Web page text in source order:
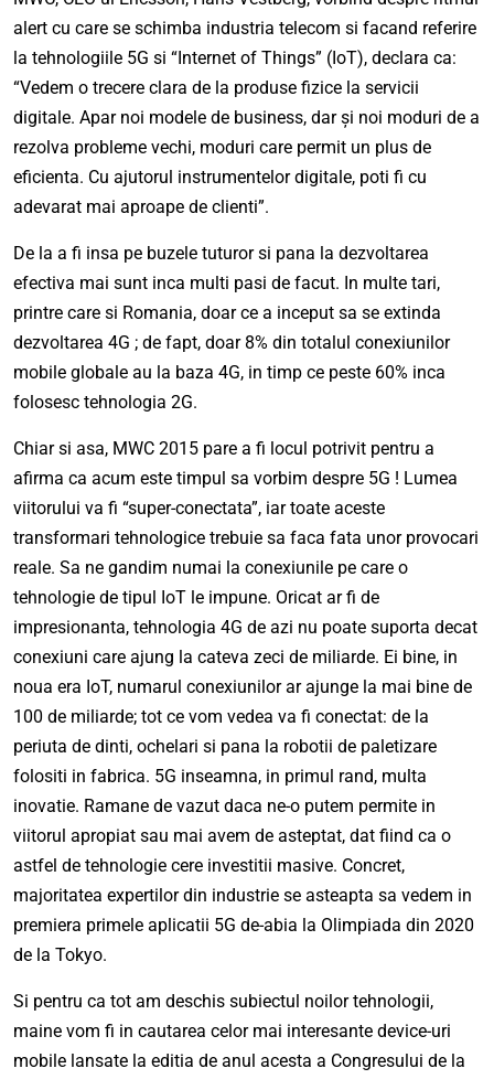
alert cu care se schimba industria telecom si facand referire
la tehnologiile 5G si “Internet of Things” (IoT), declara ca:
“Vedem o trecere clara de la produse fizice la servicii
digitale. Apar noi modele de business, dar și noi moduri de a
rezolva probleme vechi, moduri care permit un plus de
eficienta. Cu ajutorul instrumentelor digitale, poti fi cu
adevarat mai aproape de clienti”.
De la a fi insa pe buzele tuturor si pana la dezvoltarea
efectiva mai sunt inca multi pasi de facut. In multe tari,
printre care si Romania, doar ce a inceput sa se extinda
dezvoltarea 4G ; de fapt, doar 8% din totalul conexiunilor
mobile globale au la baza 4G, in timp ce peste 60% inca
folosesc tehnologia 2G.
Chiar si asa, MWC 2015 pare a fi locul potrivit pentru a
afirma ca acum este timpul sa vorbim despre 5G ! Lumea
viitorului va fi “super-conectata”, iar toate aceste
transformari tehnologice trebuie sa faca fata unor provocari
reale. Sa ne gandim numai la conexiunile pe care o
tehnologie de tipul IoT le impune. Oricat ar fi de
impresionanta, tehnologia 4G de azi nu poate suporta decat
conexiuni care ajung la cateva zeci de miliarde. Ei bine, in
noua era IoT, numarul conexiunilor ar ajunge la mai bine de
100 de miliarde; tot ce vom vedea va fi conectat: de la
periuta de dinti, ochelari si pana la robotii de paletizare
folositi in fabrica. 5G inseamna, in primul rand, multa
inovatie. Ramane de vazut daca ne-o putem permite in
viitorul apropiat sau mai avem de asteptat, dat fiind ca o
astfel de tehnologie cere investitii masive. Concret,
majoritatea expertilor din industrie se asteapta sa vedem in
premiera primele aplicatii 5G de-abia la Olimpiada din 2020
de la Tokyo.
Si pentru ca tot am deschis subiectul noilor tehnologii,
maine vom fi in cautarea celor mai interesante device-uri
mobile lansate la editia de anul acesta a Congresului de la